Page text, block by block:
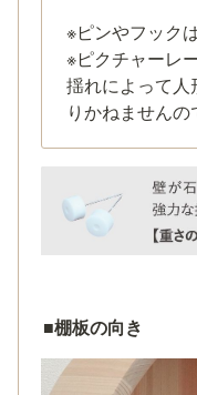
※ピンやフック
※ピクチャーレ
揺れによって
りかねませんの
■棚板の向き